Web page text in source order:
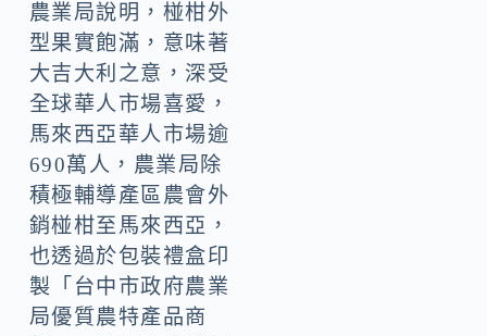
農業局說明，椪柑外
型果實飽滿，意味著
大吉大利之意，深受
全球華人市場喜愛，
馬來西亞華人市場逾
690萬人，農業局除
積極輔導產區農會外
銷椪柑至馬來西亞，
也透過於包裝禮盒印
製「台中市政府農業
局優質農特產品商